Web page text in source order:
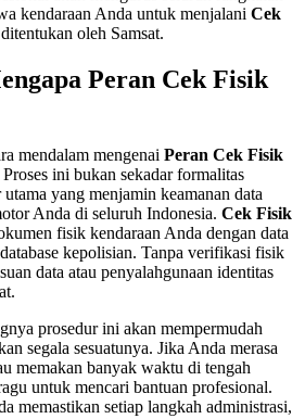
kendaraan Anda untuk menjalani Cek
oleh Samsat.
Peran Cek Fisik
mendalam mengenai Peran Cek Fisik
Proses ini bukan sekadar formalitas
yang menjamin keamanan data
Anda di seluruh Indonesia. Cek Fisik
fisik kendaraan Anda dengan data
kepolisian. Tanpa verifikasi fisik
data atau penyalahgunaan identitas
prosedur ini akan mempermudah
segala sesuatunya. Jika Anda merasa
memakan banyak waktu di tengah
untuk mencari bantuan profesional.
memastikan setiap langkah administrasi,